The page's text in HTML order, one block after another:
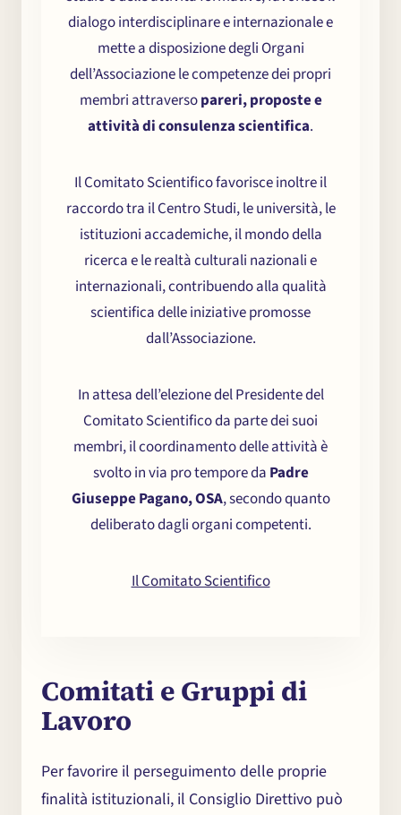
dialogo interdisciplinare e internazionale e
mette a disposizione degli Organi
dell’Associazione le competenze dei propri
membri attraversopareri, proposte e
attività di consulenza scientifica.
Il Comitato Scientifico favorisce inoltre il
raccordo tra il Centro Studi, le università, le
istituzioni accademiche, il mondo della
ricerca e le realtà culturali nazionali e
internazionali, contribuendo alla qualità
scientifica delle iniziative promosse
dall’Associazione.
In attesa dell’elezione del Presidente del
Comitato Scientifico da parte dei suoi
membri, il coordinamento delle attività è
svolto in via pro tempore da Padre
Giuseppe Pagano, OSA, secondo quanto
deliberato dagli organi competenti.
Il Comitato Scientifico
Comitati e Gruppi di
Lavoro
Per favorire il perseguimento delle proprie
finalità istituzionali, il Consiglio Direttivo può